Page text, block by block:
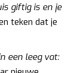
giftig is en je
teken dat je
een leeg vat: